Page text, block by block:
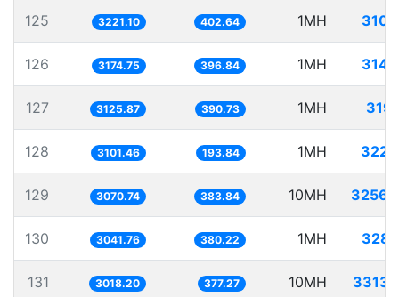
125 3221.10 402.64 1MH
126 3174.75 396.84 1MH
127 3125.87 390.73 1MH
128 3101.46 193.84 1MH
129 3070.74 383.84 10MH
130 3041.76 380.22 1MH
131 3018.20 377.27 10MH